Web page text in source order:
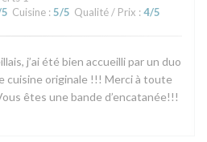
Cuisine : 5/5 Qualité / Prix : 4/5
j’ai été bien accueilli par un duo
cuisine originale !!! Merci à toute
êtes une bande d’encatanée!!!